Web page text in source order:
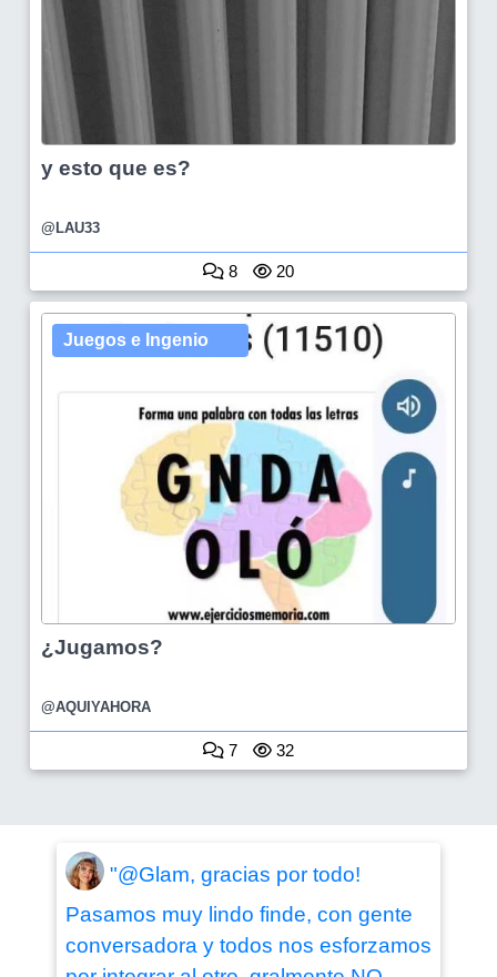
y esto que es?
@LAU33
8 20
Juegos e Ingenio
¿Jugamos?
@AQUIYAHORA
7 32
"@Glam, gracias por todo!
Pasamos muy lindo finde, con gente
conversadora y todos nos esforzamos